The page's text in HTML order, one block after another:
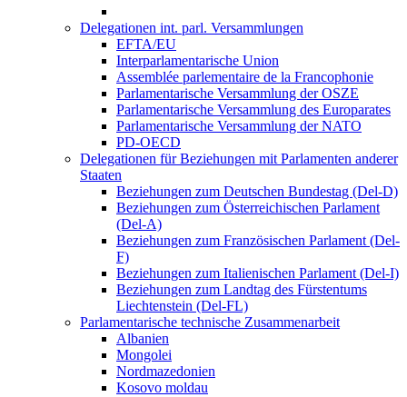
Delegationen int. parl. Versammlungen
EFTA/EU
Interparlamentarische Union
Assemblée parlementaire de la Francophonie
Parlamentarische Versammlung der OSZE
Parlamentarische Versammlung des Europarates
Parlamentarische Versammlung der NATO
PD-OECD
Delegationen für Beziehungen mit Parlamenten anderer
Staaten
Beziehungen zum Deutschen Bundestag (Del-D)
Beziehungen zum Österreichischen Parlament
(Del-A)
Beziehungen zum Französischen Parlament (Del-
F)
Beziehungen zum Italienischen Parlament (Del-I)
Beziehungen zum Landtag des Fürstentums
Liechtenstein (Del-FL)
Parlamentarische technische Zusammenarbeit
Albanien
Mongolei
Nordmazedonien
Kosovo moldau